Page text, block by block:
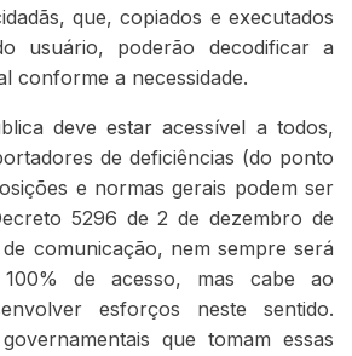
que, copiados e executados
usuário, poderão decodificar a
conforme a necessidade.
deve estar acessível a todos,
de deficiências (do ponto
e normas gerais podem ser
5296 de 2 de dezembro de
comunicação, nem sempre será
100% de acesso, mas cabe ao
esforços neste sentido.
que tomam essas